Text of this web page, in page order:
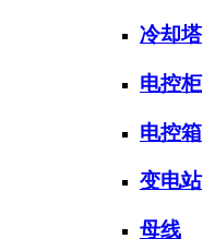
冷却塔
电控柜
电控箱
变电站
母线